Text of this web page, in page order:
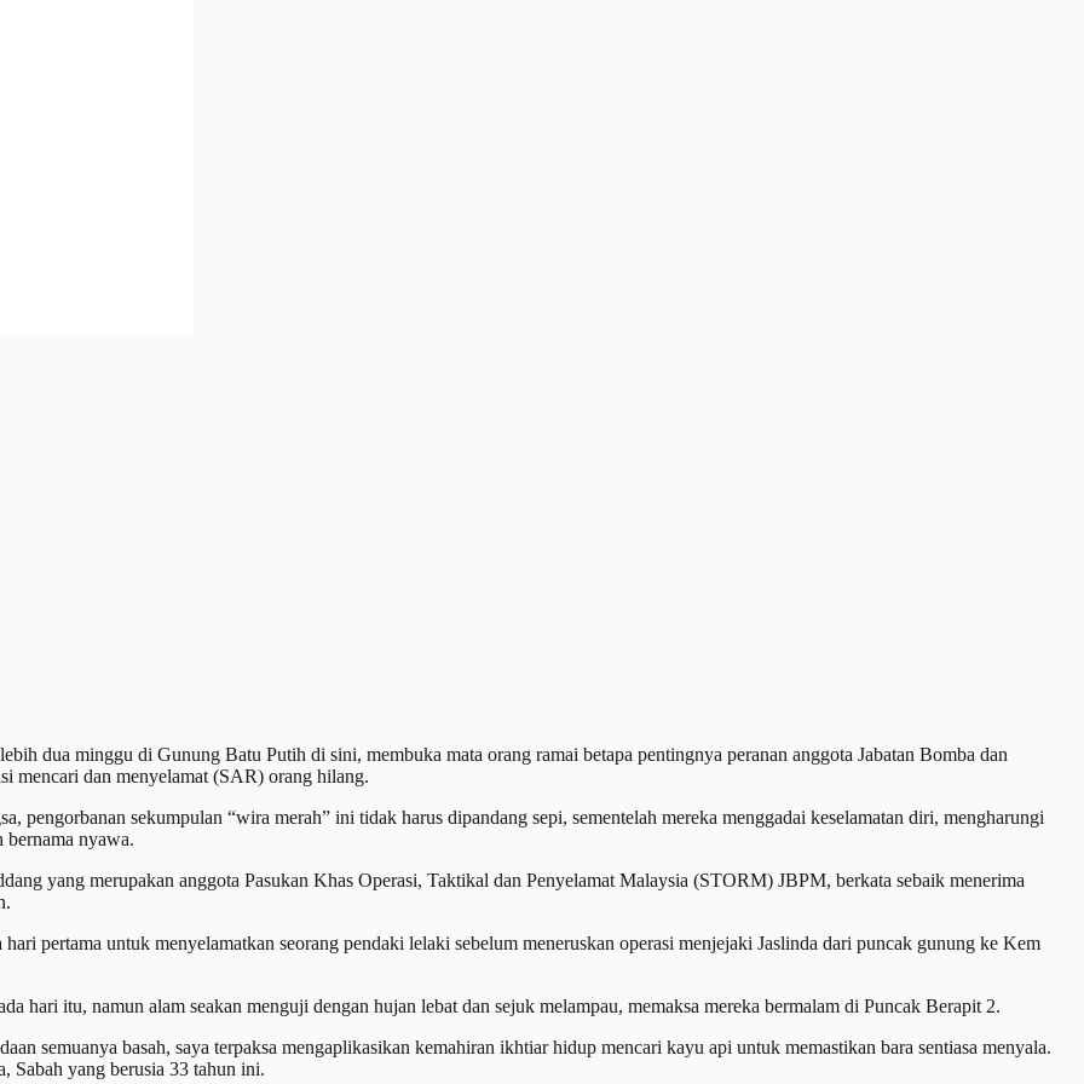
dua minggu di Gunung Batu Putih di sini, membuka mata orang ramai betapa pentingnya peranan anggota Jabatan Bomba dan
mencari dan menyelamat (SAR) orang hilang.
pengorbanan sekumpulan “wira merah” ini tidak harus dipandang sepi, sementelah mereka menggadai keselamatan diri, mengharungi
bernama nyawa.
yang merupakan anggota Pasukan Khas Operasi, Taktikal dan Penyelamat Malaysia (STORM) JBPM, berkata sebaik menerima
pertama untuk menyelamatkan seorang pendaki lelaki sebelum meneruskan operasi menjejaki Jaslinda dari puncak gunung ke Kem
hari itu, namun alam seakan menguji dengan hujan lebat dan sejuk melampau, memaksa mereka bermalam di Puncak Berapit 2.
semuanya basah, saya terpaksa mengaplikasikan kemahiran ikhtiar hidup mencari kayu api untuk memastikan bara sentiasa menyala.
Sabah yang berusia 33 tahun ini.